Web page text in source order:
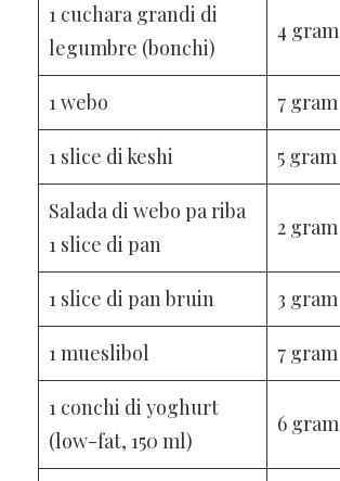
1 cuchara grandi di
legumbre (bonchi)
4 gram
1 webo 7 gram
1 slice di keshi 5 gram
Salada di webo pa riba
1 slice di pan
2 gram
1 slice di pan bruin 3 gram
1 mueslibol 7 gram
1 conchi di yoghurt
(low-fat, 150 ml)
6 gram